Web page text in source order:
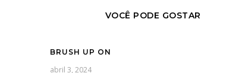
VOCÊ PODE GOSTAR
BRUSH UP ON
abril 3, 2024